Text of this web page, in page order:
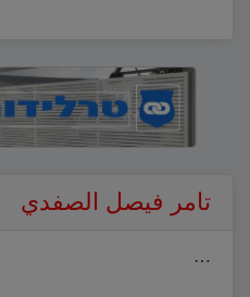
تامر فيصل الصفدي
…